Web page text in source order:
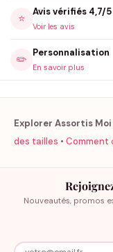
⭐
Avis vérifiés 4,7/5
Voir les avis
✏️
Personnalisation
En savoir plus
Explorer Assortis Moi
des tailles • Comment
Nouveautés, promos